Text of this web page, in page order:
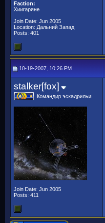
Faction:
Хиигаряне
Join Date: Jun 2005
Location: Дальний Запад
Posts: 401
10-19-2007, 10:26 PM
stalker[fox]
Командир эскадрильи
Join Date: Jun 2005
Posts: 411